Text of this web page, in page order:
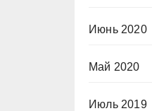
Июнь 2020
Май 2020
Июль 2019